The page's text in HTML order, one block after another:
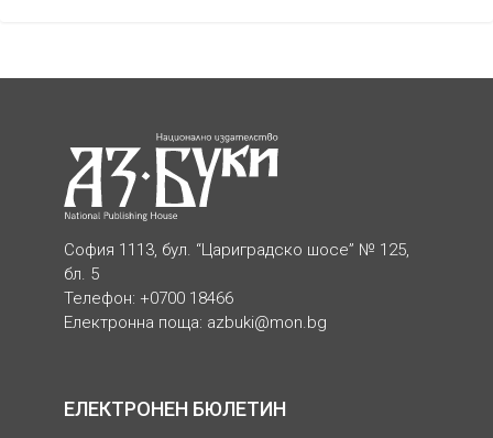
София 1113, бул. “Цариградско шосе” № 125,
бл. 5
Телефон: +0700 18466
Електронна поща: azbuki@mon.bg
ЕЛЕКТРОНЕН БЮЛЕТИН